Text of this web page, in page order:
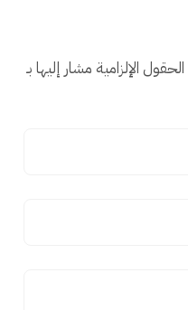
الحقول الإلزامية مشار إليها بـ